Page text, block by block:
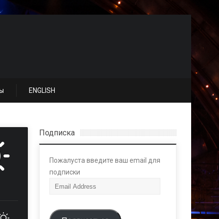
ENGLISH
Подписка
Пожалуста введите ваш email для
подписки